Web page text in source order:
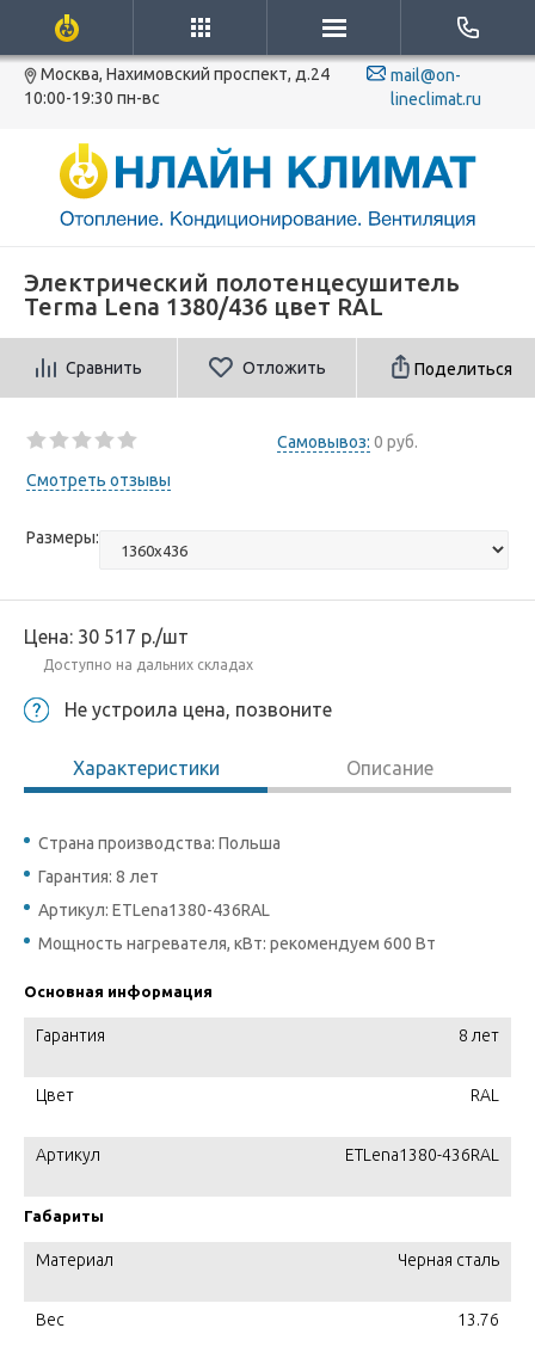
Москва, Нахимовский проспект, д.24
10:00-19:30 пн-вс
mail@on-
lineclimat.ru
Электрический полотенцесушитель
Terma Lena 1380/436 цвет RAL
Сравнить Отложить Поделиться
Самовывоз: 0 руб.
Смотреть отзывы
Размеры:
Цена: 30 517 р./шт
Доступно на дальних складах
Не устроила цена, позвоните
Характеристики Описание
Страна производства: Польша
Гарантия: 8 лет
Артикул: ETLena1380-436RAL
Мощность нагревателя, кВт: рекомендуем 600 Вт
Основная информация
Гарантия 8 лет
Цвет RAL
Артикул ETLena1380-436RAL
Габариты
Материал Черная сталь
Вес 13.76